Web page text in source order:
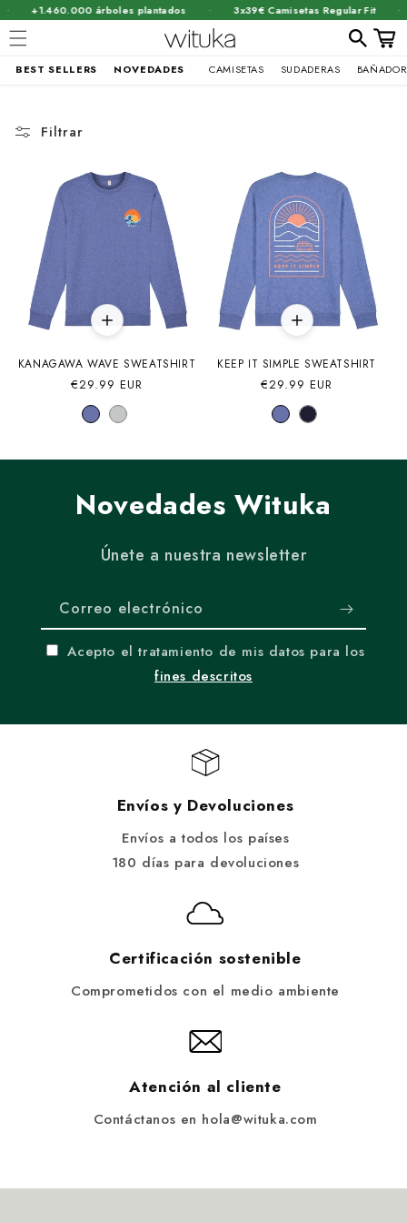
al contenido
+1.460.000 árboles plantados 3x39€ Camisetas Regular Fit
BEST SELLERS NOVEDADES CAMISETAS SUDADERAS
Filtrar
KANAGAWA WAVE SWEATSHIRT
Precio
habitual
€29.99 EUR
KEEP IT SIMPLE SWEATSHIRT
Precio
habitual
€29.99 EUR
Novedades Wituka
Únete a nuestra newsletter
Correo electrónico
Acepto el tratamiento de mis datos para los
fines descritos
Envíos y Devoluciones
Envíos a todos los países
180 días para devoluciones
Certificación sostenible
Comprometidos con el medio ambiente
Atención al cliente
Contáctanos en hola@wituka.com